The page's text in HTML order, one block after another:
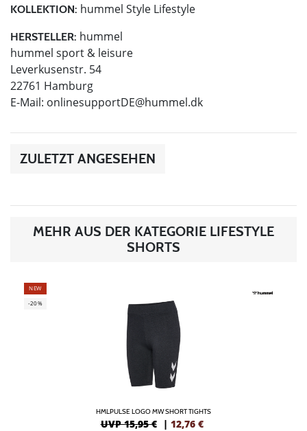
KOLLEKTION: hummel Style Lifestyle
HERSTELLER: hummel
hummel sport & leisure
Leverkusenstr. 54
22761 Hamburg
E-Mail: onlinesupportDE@hummel.dk
ZULETZT ANGESEHEN
MEHR AUS DER KATEGORIE LIFESTYLE
SHORTS
NEW
-20%
HMLPULSE LOGO MW SHORT TIGHTS
UVP 15,95 € | 12,76 €